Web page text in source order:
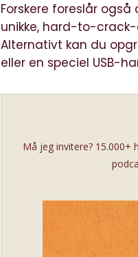
Forskere foreslår
unikke, hard-to-
Alternativt kan du
eller en speciel USB-